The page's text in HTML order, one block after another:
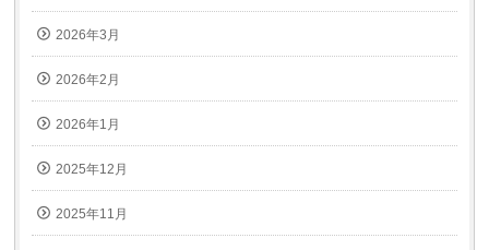
2026年3月
2026年2月
2026年1月
2025年12月
2025年11月